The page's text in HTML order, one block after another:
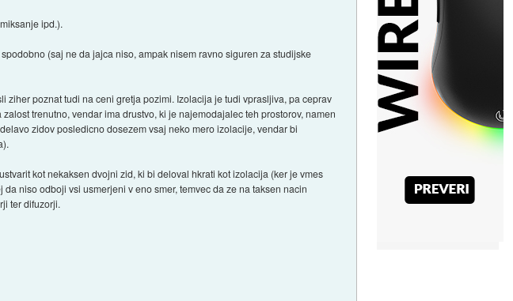
ipd.).
(saj ne da jajca niso, ampak nisem ravno siguren za studijske
poznat tudi na ceni gretja pozimi. Izolacija je tudi vprasljiva, pa ceprav
trenutno, vendar ima drustvo, ki je najemodajalec teh prostorov, namen
zidov posledicno dosezem vsaj neko mero izolacije, vendar bi
kot nekaksen dvojni zid, ki bi deloval hkrati kot izolacija (ker je vmes
niso odboji vsi usmerjeni v eno smer, temvec da ze na taksen nacin
ter difuzorji.